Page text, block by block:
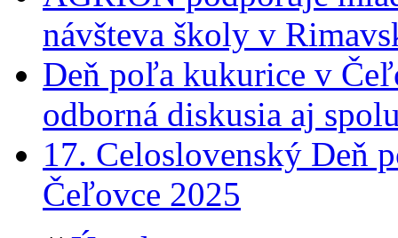
návšteva školy v
Deň poľa kukurice v
odborná diskusia aj
17. Celoslovenský Deň
Čeľovce 2025